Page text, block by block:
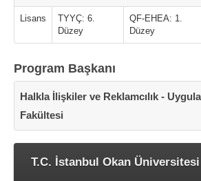
Lisans
TYYÇ: 6.
Düzey
QF-EHEA: 1.
Düzey
Program Başkanı
Halkla İlişkiler ve Reklamcılık -
Fakültesi
T.C. İstanbul Okan Üniversitesi